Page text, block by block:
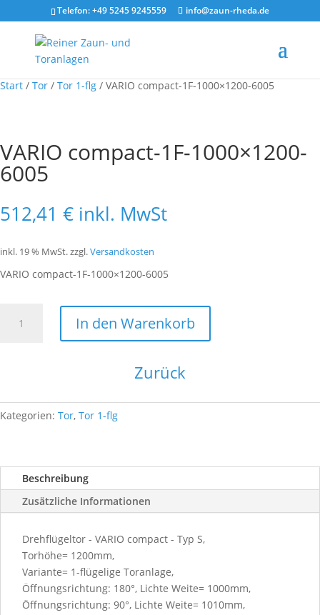
Telefon: +49 5245 9245559 info@zaun-rheda.de
Start / Tor / Tor 1-flg / VARIO compact-1F-1000×1200-6005
VARIO compact-1F-1000×1200-
6005
512,41 € inkl. MwSt
inkl. 19 % MwSt.zzgl.Versandkosten
VARIO compact-1F-1000×1200-6005
compact-
In den Warenkorb
Zurück
Kategorien: Tor, Tor 1-flg
Beschreibung
Zusätzliche Informationen
Drehflügeltor - VARIO compact - Typ S,
Torhöhe= 1200mm,
Variante= 1-flügelige Toranlage,
Öffnungsrichtung: 180°, Lichte Weite= 1000mm,
Öffnungsrichtung: 90°, Lichte Weite= 1010mm,